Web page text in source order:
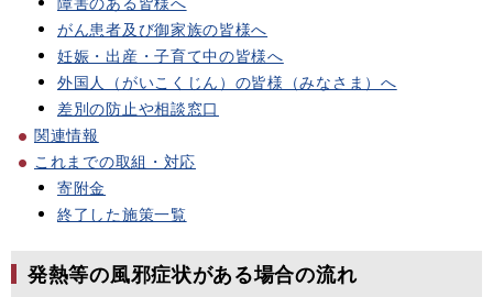
がん患者及び御家族の皆様へ
妊娠・出産・子育て中の皆様へ
外国人（がいこくじん）の皆様（みなさま）へ
差別の防止や相談窓口
関連情報
これまでの取組・対応
寄附金
終了した施策一覧
発熱等の風邪症状がある場合の流れ